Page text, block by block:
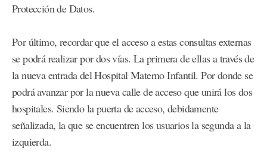
Protección de Datos.
Por último, recordar que el acceso a estas consultas externas
se podrá realizar por dos vías. La primera de ellas a través de
la nueva entrada del Hospital Materno Infantil. Por donde se
podrá avanzar por la nueva calle de acceso que unirá los dos
hospitales. Siendo la puerta de acceso, debidamente
señalizada, la que se encuentren los usuarios la segunda a la
izquierda.